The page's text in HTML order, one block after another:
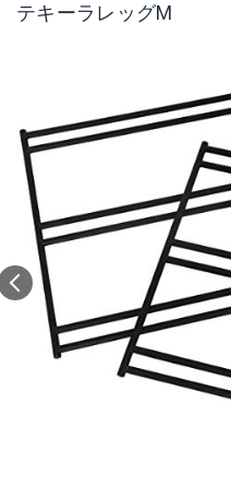
テキーラレッグM